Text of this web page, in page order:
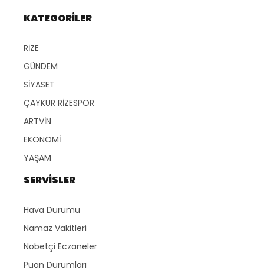
KATEGORİLER
RİZE
GÜNDEM
SİYASET
ÇAYKUR RİZESPOR
ARTVİN
EKONOMİ
YAŞAM
SERVİSLER
Hava Durumu
Namaz Vakitleri
Nöbetçi Eczaneler
Puan Durumları